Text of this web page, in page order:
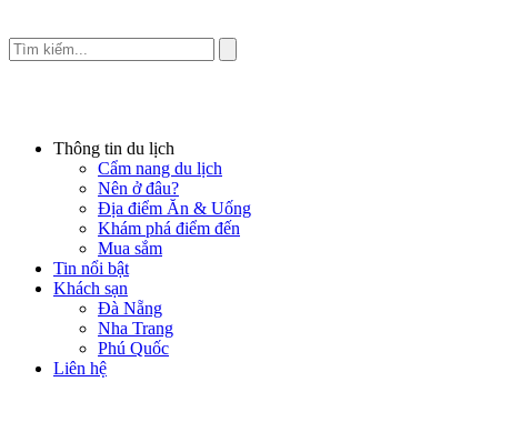
Thông tin du lịch
Cẩm nang du lịch
Nên ở đâu?
Địa điểm Ăn & Uống
Khám phá điểm đến
Mua sắm
Tin nổi bật
Khách sạn
Đà Nẵng
Nha Trang
Phú Quốc
Liên hệ